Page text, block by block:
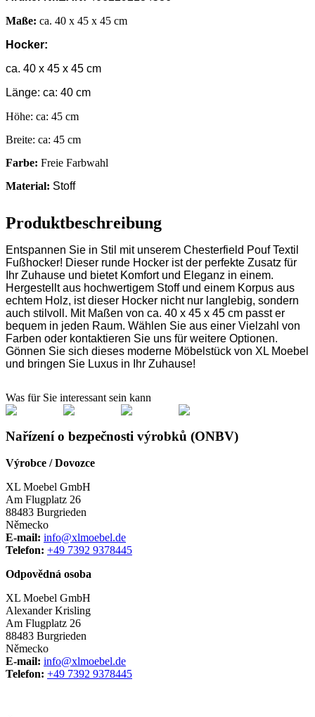
Maße: ca. 40 x 45 x 45 cm
Hocker:
ca. 40 x 45 x 45 cm
Länge: ca: 40 cm
Höhe: ca: 45 cm
Breite: ca: 45 cm
Farbe: Freie Farbwahl
Material: Stoff
Produktbeschreibung
Entspannen Sie in Stil mit unserem Chesterfield Pouf Textil
Fußhocker! Dieser runde Hocker ist der perfekte Zusatz für
Ihr Zuhause und bietet Komfort und Eleganz in einem.
Hergestellt aus hochwertigem Stoff und einem Korpus aus
echtem Holz, ist dieser Hocker nicht nur langlebig, sondern
auch stilvoll. Mit Maßen von ca. 40 x 45 x 45 cm passt er
bequem in jeden Raum. Wählen Sie aus einer Vielzahl von
Farben oder kontaktieren Sie uns für weitere Optionen.
Gönnen Sie sich dieses moderne Möbelstück von XL Moebel
und bringen Sie Luxus in Ihr Zuhause!
Was für Sie interessant sein kann
Nařízení o bezpečnosti výrobků (ONBV)
Výrobce / Dovozce
XL Moebel GmbH
Am Flugplatz 26
88483 Burgrieden
Německo
E-mail: info@xlmoebel.de
Telefon: +49 7392 9378445
Odpovědná osoba
XL Moebel GmbH
Alexander Krisling
Am Flugplatz 26
88483 Burgrieden
Německo
E-mail: info@xlmoebel.de
Telefon: +49 7392 9378445